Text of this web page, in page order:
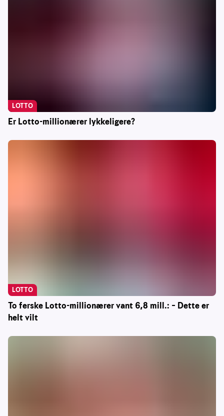
Er Lotto-millionærer lykkeligere?
LOTTO
To ferske Lotto-millionærer vant 6,8 mill.: – Dette er
helt vilt
LOTTO